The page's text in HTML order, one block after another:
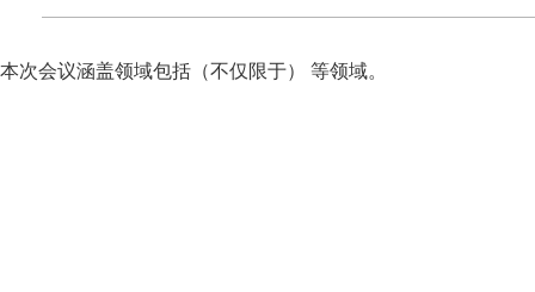
本次会议涵盖领域包括（不仅限于） 等领域。